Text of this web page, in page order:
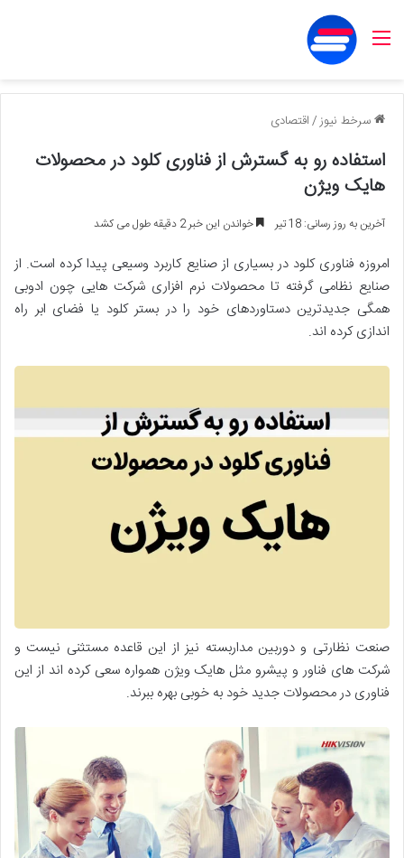
منو
سرخط نیوز/اقتصادی
استفاده رو به گسترش از فناوری کلود در محصولات
هایک ویژن
آخرین به روز رسانی: 18 تیر خواندن این خبر 2 دقیقه طول می کشد
امروزه فناوری کلود در بسیاری از صنایع کاربرد وسیعی پیدا کرده است. از
صنایع نظامی گرفته تا محصولات نرم افزاری شرکت هایی چون ادوبی
همگی جدیدترین دستاوردهای خود را در بستر کلود یا فضای ابر راه
اندازی کرده اند.
صنعت نظارتی و دوربین مداربسته نیز از این قاعده مستثنی نیست و
شرکت های فناور و پیشرو مثل هایک ویژن همواره سعی کرده اند از این
فناوری در محصولات جدید خود به خوبی بهره ببرند.